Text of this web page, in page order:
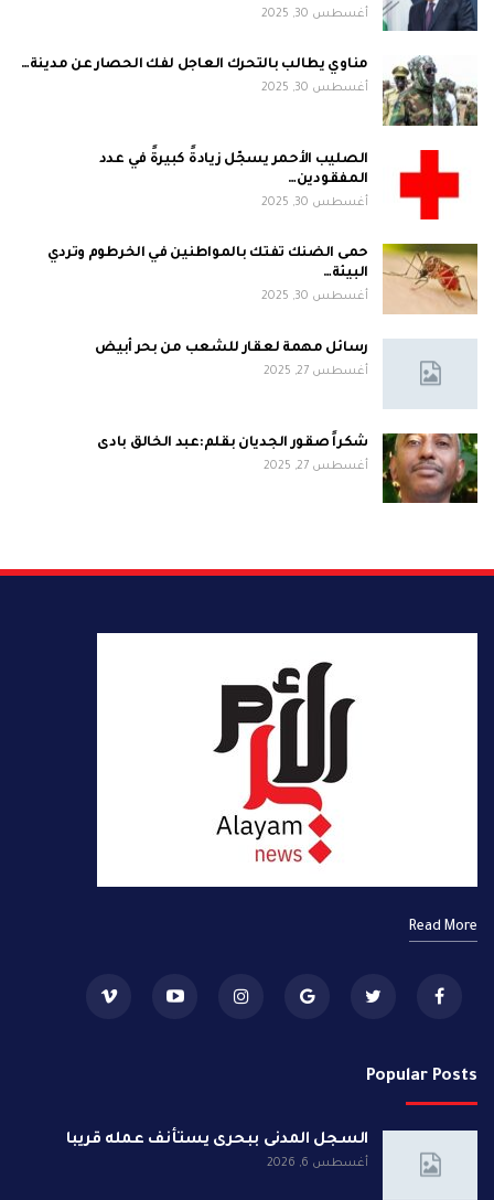
أغسطس 30, 2025
مناوي يطالب بالتحرك العاجل لفك الحصار عن مدينة…
أغسطس 30, 2025
الصليب الأحمر يسجّل زيادةً كبيرةً في عدد
المفقودين…
أغسطس 30, 2025
حمى الضنك تفتك بالمواطنين في الخرطوم وتردي
البيئة…
أغسطس 30, 2025
رسائل مهمة لعقار للشعب من بحر أبيض
أغسطس 27, 2025
شكراً صقور الجديان بقلم:عبد الخالق بادى
أغسطس 27, 2025
Read More
Popular Posts
السجل المدنى ببحرى يستأنف عمله قريبا
أغسطس 6, 2026